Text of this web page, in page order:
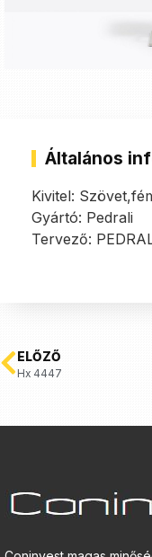
Általános
Kivitel:
Gyártó: Pedrali
Tervező:
ELŐZŐ
Hx 4447